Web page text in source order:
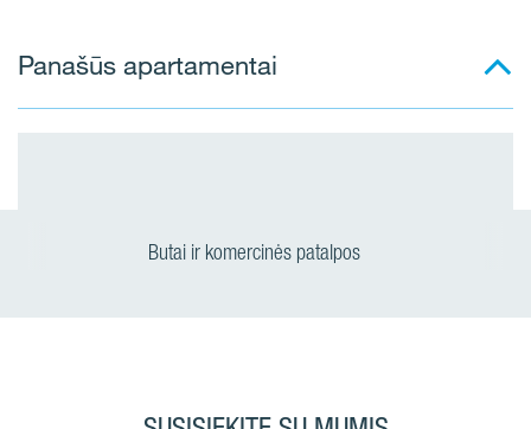
Panašūs apartamentai
Butai ir komercinės patalpos